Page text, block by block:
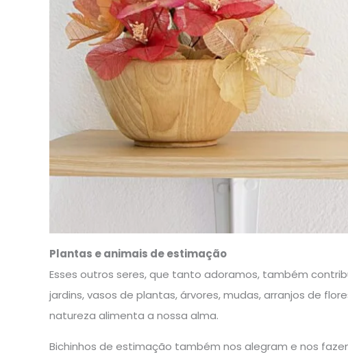
Plantas e animais de estimação
Esses outros seres, que tanto adoramos, também
jardins, vasos de plantas, árvores, mudas, arranjos de
natureza alimenta a nossa alma.
Bichinhos de estimação também nos alegram e nos